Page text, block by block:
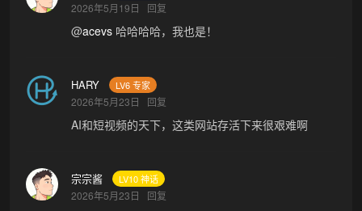
2026年5月19日 回复
@acevs 哈哈哈哈，我也是！
HARY LV6 专家
2026年5月23日 回复
AI和短视频的天下，这类网站存活下来很艰难啊
宗宗酱 LV10 神话
2026年5月23日 回复